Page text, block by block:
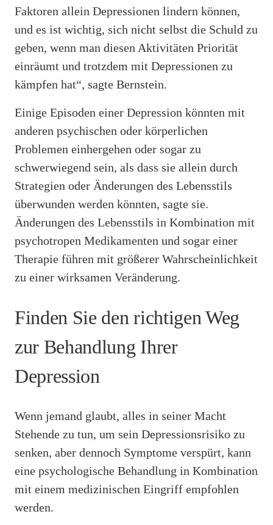
Faktoren allein Depressionen lindern können,
und es ist wichtig, sich nicht selbst die Schuld zu
geben, wenn man diesen Aktivitäten Priorität
einräumt und trotzdem mit Depressionen zu
kämpfen hat“, sagte Bernstein.
Einige Episoden einer Depression könnten mit
anderen psychischen oder körperlichen
Problemen einhergehen oder sogar zu
schwerwiegend sein, als dass sie allein durch
Strategien oder Änderungen des Lebensstils
überwunden werden könnten, sagte sie.
Änderungen des Lebensstils in Kombination mit
psychotropen Medikamenten und sogar einer
Therapie führen mit größerer Wahrscheinlichkeit
zu einer wirksamen Veränderung.
Finden Sie den richtigen Weg
zur Behandlung Ihrer
Depression
Wenn jemand glaubt, alles in seiner Macht
Stehende zu tun, um sein Depressionsrisiko zu
senken, aber dennoch Symptome verspürt, kann
eine psychologische Behandlung in Kombination
mit einem medizinischen Eingriff empfohlen
werden.